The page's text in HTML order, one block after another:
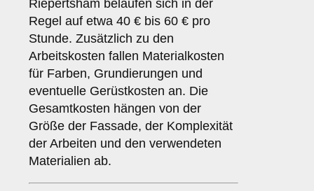
Riepertsham belaufen sich in der
Regel auf etwa 40 € bis 60 € pro
Stunde. Zusätzlich zu den
Arbeitskosten fallen Materialkosten
für Farben, Grundierungen und
eventuelle Gerüstkosten an. Die
Gesamtkosten hängen von der
Größe der Fassade, der Komplexität
der Arbeiten und den verwendeten
Materialien ab.